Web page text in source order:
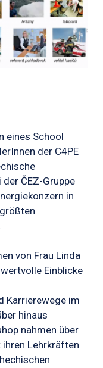
eines School
der C4PE
ČEZ-Gruppe
in
von Frau Linda
Einblicke
Karrierewege im
hinaus
nahmen über
Lehrkräften